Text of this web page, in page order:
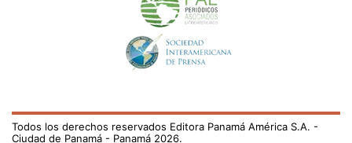
Todos los derechos reservados Editora Panamá América S.A. -
Ciudad de Panamá - Panamá 2026.